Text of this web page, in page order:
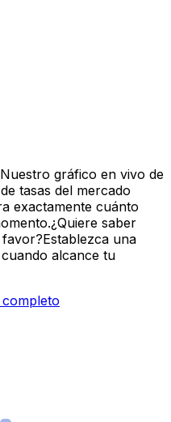
gráfico en vivo de
tasas del mercado
exactamente cuánto
saber
una
alcance tu